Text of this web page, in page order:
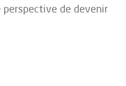
perspective de devenir